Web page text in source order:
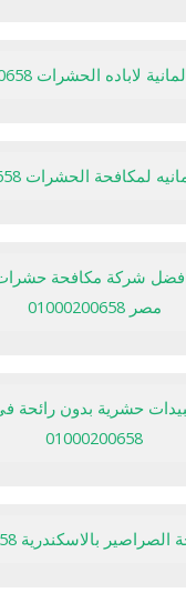
لاباده الحشرات 01000200658
لمكافحة الحشرات 01000200658
افضل شركة مكافحة
مصر 01000200658
حشرية بدون رائحة في
01000200658
بالاسكندرية 01000200658